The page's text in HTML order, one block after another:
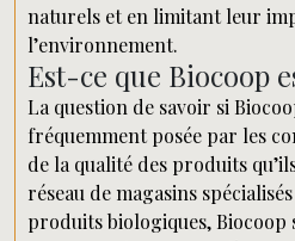
naturels et en limitant leur
l’environnement.
Est-ce que Biocoop
La question de savoir si
fréquemment posée par les
de la qualité des produits
réseau de magasins
produits biologiques, Biocoop